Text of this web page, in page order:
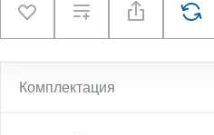
Комплектация